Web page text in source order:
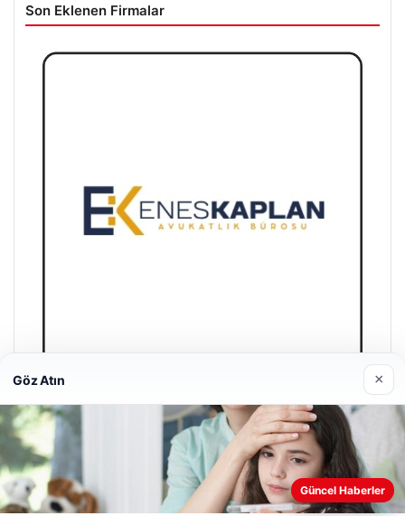
Son Eklenen Firmalar
Trend Yapı Akustik
18/04/2026
Web sitemizi nasıl kullandığınızı daha iyi anlayabilmek,
Göz Atın ×
Güncel Haberler